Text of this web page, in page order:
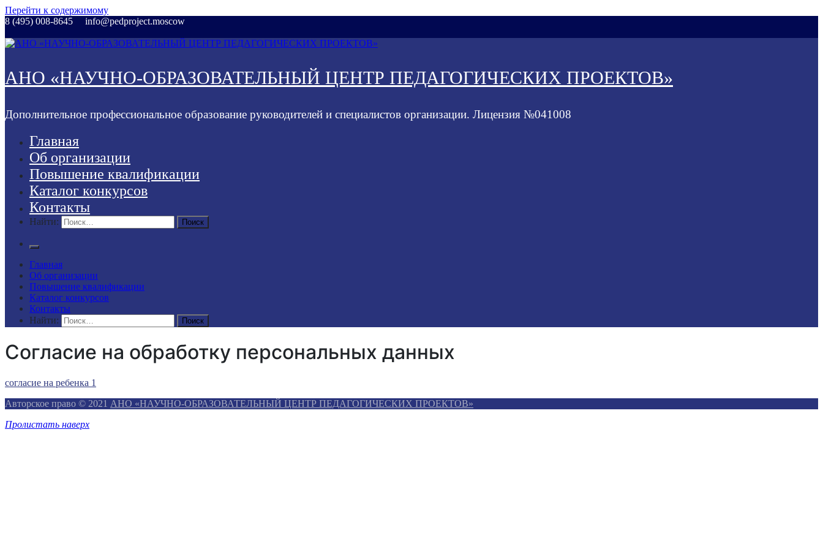
Перейти к содержимому
8 (495) 008-8645
info@pedproject.moscow
АНО «НАУЧНО-ОБРАЗОВАТЕЛЬНЫЙ ЦЕНТР ПЕДАГОГИЧЕСКИХ ПРОЕКТОВ»
Дополнительное профессиональное образование руководителей и специалистов организации. Лицензия №041008
Главная
Об организации
Повышение квалификации
Каталог конкурсов
Контакты
Найти:
Главная
Об организации
Повышение квалификации
Каталог конкурсов
Контакты
Найти:
Согласие на обработку персональных данных
согласие на ребенка 1
Авторское право © 2021 АНО «НАУЧНО-ОБРАЗОВАТЕЛЬНЫЙ ЦЕНТР ПЕДАГОГИЧЕСКИХ ПРОЕКТОВ»
Пролистать наверх